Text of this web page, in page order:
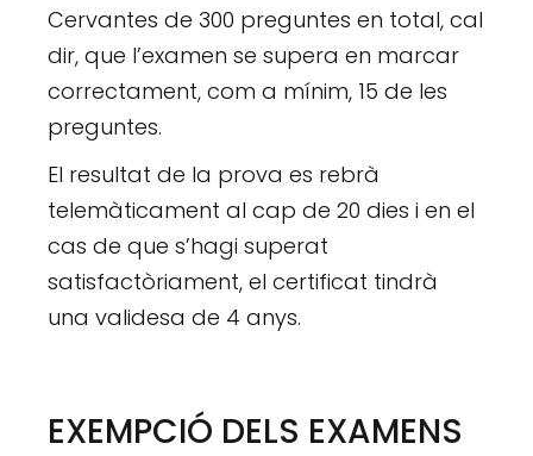
Cervantes de 300 preguntes en total, cal
dir, que l’examen se supera en marcar
correctament, com a mínim, 15 de les
preguntes.
El resultat de la prova es rebrà
telemàticament al cap de 20 dies i en el
cas de que s’hagi superat
satisfactòriament, el certificat tindrà
una validesa de 4 anys.
EXEMPCIÓ DELS EXAMENS